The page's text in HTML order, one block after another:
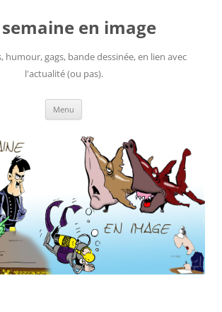
en image
humour, gags, bande dessinée, en lien avec
l'actualité (ou pas).
Menu